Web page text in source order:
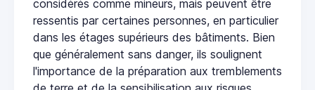
considérés comme mineurs, mais peuvent être
ressentis par certaines personnes, en particulier
dans les étages supérieurs des bâtiments. Bien
que généralement sans danger, ils soulignent
l'importance de la préparation aux tremblements